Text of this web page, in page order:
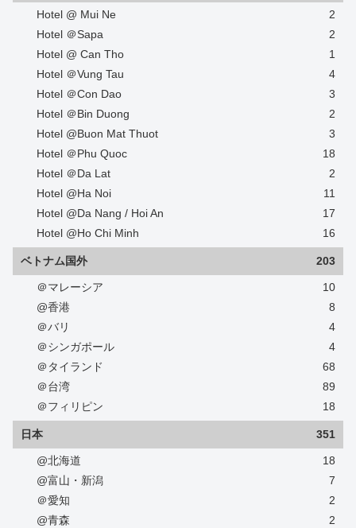
Hotel @ Mui Ne
2
Hotel ＠Sapa
2
Hotel @ Can Tho
1
Hotel ＠Vung Tau
4
Hotel ＠Con Dao
3
Hotel ＠Bin Duong
2
Hotel @Buon Mat Thuot
3
Hotel ＠Phu Quoc
18
Hotel ＠Da Lat
2
Hotel @Ha Noi
11
Hotel @Da Nang / Hoi An
17
Hotel @Ho Chi Minh
16
ベトナム国外 203
＠マレーシア
10
@香港
8
＠バリ
4
＠シンガポール
4
＠タイランド
68
＠台湾
89
＠フィリピン
18
日本 351
@北海道
18
@富山・新潟
7
＠愛知
2
@青森
2